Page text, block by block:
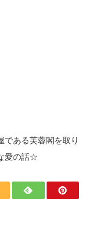
ある芙蓉閣を取り
愛の話☆